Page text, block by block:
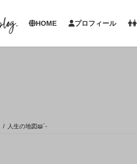
HOME プロフィール
人生の地図📖´-